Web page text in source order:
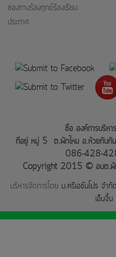
ช่องทางร้องทุกข์ร้องเรียน
ประกาศ
ชื่อ องค์การบริห
ที่อยู่ หมู่ 5 ต.ผักไหม อ.ห้วยทับ
086-428-
Copyright 2015 © อบต.ผั
บริหารจัดการโดย บ.ครีเอชั่นโปร จำกัด
เอ็นจิ้